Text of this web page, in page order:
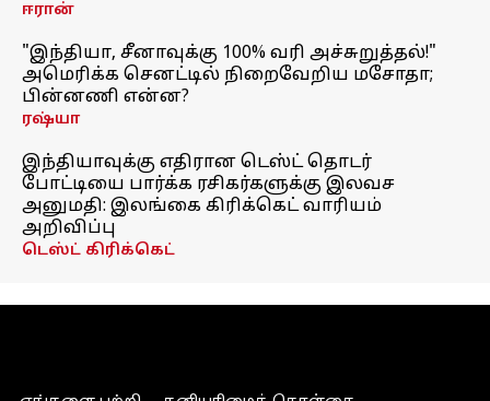
ஈரான்
"இந்தியா, சீனாவுக்கு 100% வரி அச்சுறுத்தல்!"
அமெரிக்க செனட்டில் நிறைவேறிய மசோதா;
பின்னணி என்ன?
ரஷ்யா
இந்தியாவுக்கு எதிரான டெஸ்ட் தொடர்
போட்டியை பார்க்க ரசிகர்களுக்கு இலவச
அனுமதி: இலங்கை கிரிக்கெட் வாரியம்
அறிவிப்பு
டெஸ்ட் கிரிக்கெட்